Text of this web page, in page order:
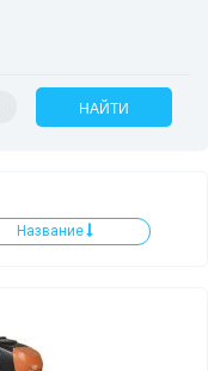
НАЙТИ
Название